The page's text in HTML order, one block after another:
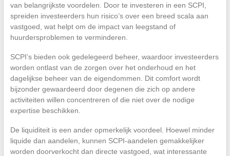
van belangrijkste voordelen. Door te investeren in een SCPI,
spreiden investeerders hun risico’s over een breed scala aan
vastgoed, wat helpt om de impact van leegstand of
huurdersproblemen te verminderen.
SCPI’s bieden ook gedelegeerd beheer, waardoor investeerders
worden ontlast van de zorgen over het onderhoud en het
dagelijkse beheer van de eigendommen. Dit comfort wordt
bijzonder gewaardeerd door degenen die zich op andere
activiteiten willen concentreren of die niet over de nodige
expertise beschikken.
De liquiditeit is een ander opmerkelijk voordeel. Hoewel minder
liquide dan aandelen, kunnen SCPI-aandelen gemakkelijker
worden doorverkocht dan directe vastgoed, wat interessante